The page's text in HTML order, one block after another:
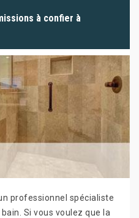
à confier à
professionnel spécialiste
Si vous voulez que la